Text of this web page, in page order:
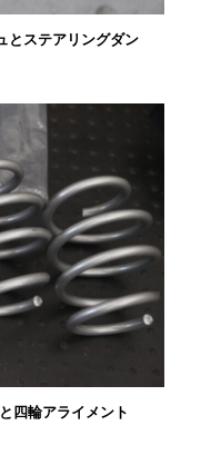
とステアリングダン
四輪アライメント